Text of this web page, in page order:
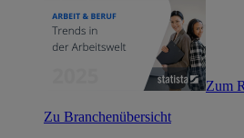
Zum
Zu Branchenübersicht